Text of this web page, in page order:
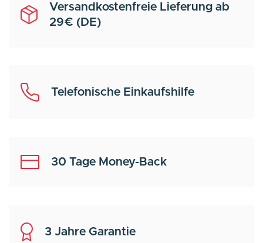
Versandkostenfreie Lieferung ab
29€ (DE)
Telefonische Einkaufshilfe
30 Tage Money-Back
3 Jahre Garantie